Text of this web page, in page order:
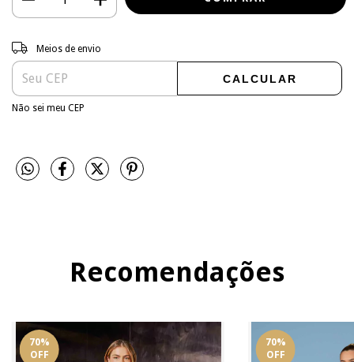
Entregas para o CEP:
Meios de envio
CALCULAR
Não sei meu CEP
Recomendações
70%
OFF
70%
OFF